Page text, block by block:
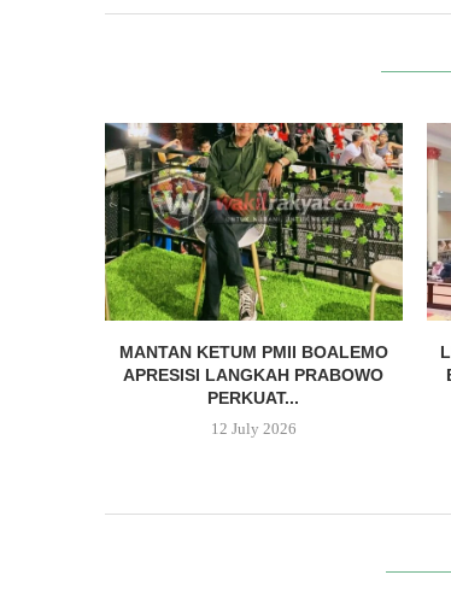
MANTAN KETUM PMII BOALEMO
APRESISI LANGKAH PRABOWO
PERKUAT...
12 July 2026